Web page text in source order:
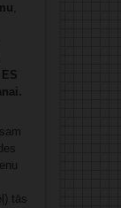
,
tās